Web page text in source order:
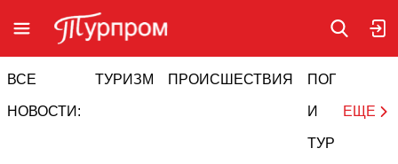
ВСЕ
НОВОСТИ:
ТУРИЗМ ПРОИСШЕСТВИЯ ПОГОДА
И
ТУРИЗМ
ЕЩЕ